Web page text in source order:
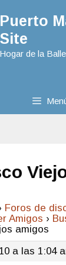
Puerto
Site
Hogar de la
Foros de
Amigos ›
amigos
a las 1:04